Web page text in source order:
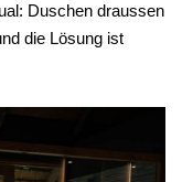
Duschen draussen
die Lösung ist